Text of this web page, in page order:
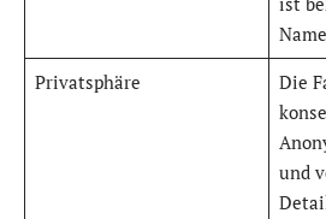
Privatsphäre
Die
und